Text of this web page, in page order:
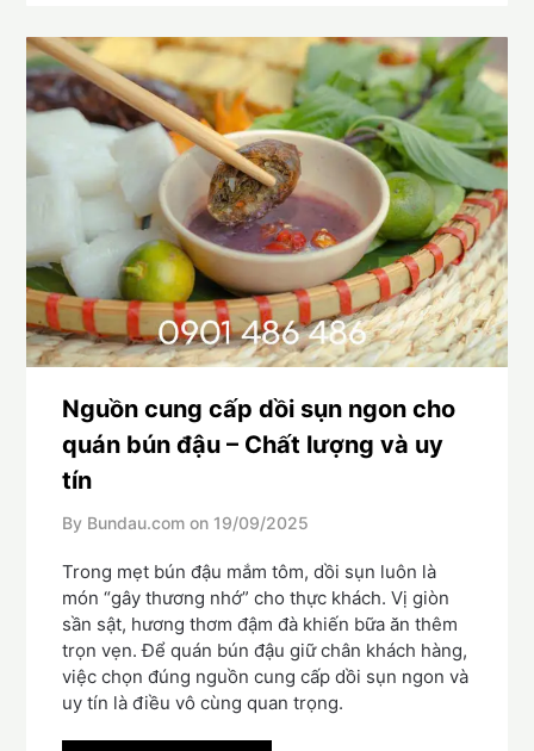
Nguồn cung cấp dồi sụn ngon cho
quán bún đậu – Chất lượng và uy
tín
By Bundau.com on 19/09/2025
Trong mẹt bún đậu mắm tôm, dồi sụn luôn là
món “gây thương nhớ” cho thực khách. Vị giòn
sần sật, hương thơm đậm đà khiến bữa ăn thêm
trọn vẹn. Để quán bún đậu giữ chân khách hàng,
việc chọn đúng nguồn cung cấp dồi sụn ngon và
uy tín là điều vô cùng quan trọng.